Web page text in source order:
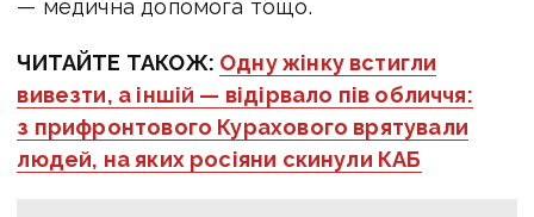
— медична допомога тощо.
ЧИТАЙТЕ ТАКОЖ: Одну жінку встигли
вивезти, а іншій — відірвало пів обличчя:
з прифронтового Курахового врятували
людей, на яких росіяни скинули КАБ